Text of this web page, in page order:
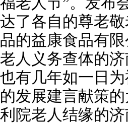
达了各自的尊老
品的益康食品有
老人义务查体的
也有几年如一日
的发展建言献策
利院老人结缘的